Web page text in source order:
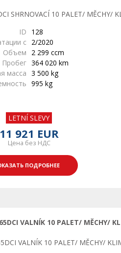
ID
128
с 2/2020
Объем
2 299 ccm
Пробег 364 020 km
масса 3 500 kg
995 kg
LETNÍ SLEVY
11 921 EUR
Цена без НДС
ПОДРОБНЕЕ
VALNÍK 10 PALET/ MĚCHY/